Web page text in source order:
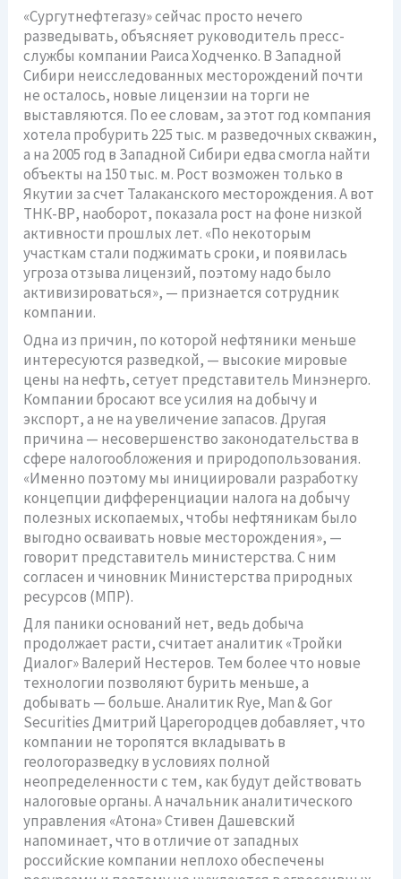
«Сургутнефтегазу» сейчас просто нечего
разведывать, объясняет руководитель пресс-
службы компании Раиса Ходченко. В Западной
Сибири неисследованных месторождений почти
не осталось, новые лицензии на торги не
выставляются. По ее словам, за этот год компания
хотела пробурить 225 тыс. м разведочных скважин,
а на 2005 год в Западной Сибири едва смогла найти
объекты на 150 тыс. м. Рост возможен только в
Якутии за счет Талаканского месторождения. А вот
ТНК-ВР, наоборот, показала рост на фоне низкой
активности прошлых лет. «По некоторым
участкам стали поджимать сроки, и появилась
угроза отзыва лицензий, поэтому надо было
активизироваться», — признается сотрудник
компании.
Одна из причин, по которой нефтяники меньше
интересуются разведкой, — высокие мировые
цены на нефть, сетует представитель Минэнерго.
Компании бросают все усилия на добычу и
экспорт, а не на увеличение запасов. Другая
причина — несовершенство законодательства в
сфере налогообложения и природопользования.
«Именно поэтому мы инициировали разработку
концепции дифференциации налога на добычу
полезных ископаемых, чтобы нефтяникам было
выгодно осваивать новые месторождения», —
говорит представитель министерства. С ним
согласен и чиновник Министерства природных
ресурсов (МПР).
Для паники оснований нет, ведь добыча
продолжает расти, считает аналитик «Тройки
Диалог» Валерий Нестеров. Тем более что новые
технологии позволяют бурить меньше, а
добывать — больше. Аналитик Rye, Man & Gor
Securities Дмитрий Царегородцев добавляет, что
компании не торопятся вкладывать в
геологоразведку в условиях полной
неопределенности с тем, как будут действовать
налоговые органы. А начальник аналитического
управления «Атона» Стивен Дашевский
напоминает, что в отличие от западных
российские компании неплохо обеспечены